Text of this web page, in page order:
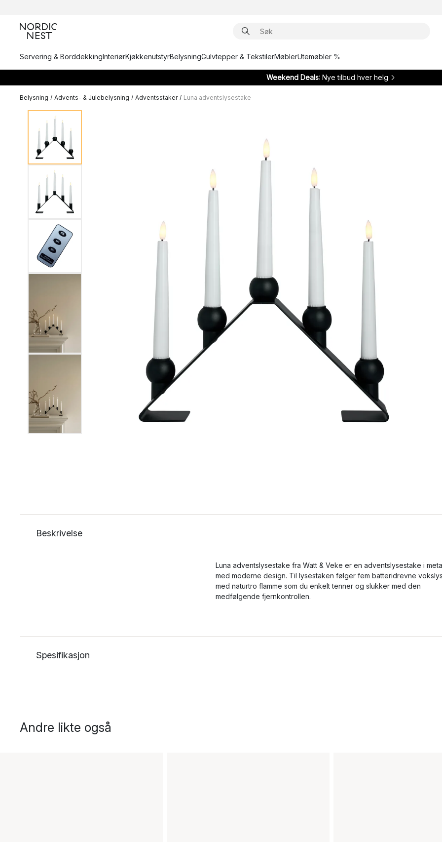
Servering & BorddekkingInteriørKjøkkenutstyrBelysningGulvtepper & TekstilerMøblerUtemøbler %
Weekend Deals: Nye tilbud hver helg
Belysning / Advents- & Julebelysning / Adventsstaker / Luna adventslysestake
Beskrivelse
Luna adventslysestake fra Watt & Veke er en adventslysestake i
med moderne design. Til lysestaken følger fem batteridrevne
med naturtro flamme som du enkelt tenner og slukker med den
medfølgende fjernkontrollen.
Spesifikasjon
Andre likte også